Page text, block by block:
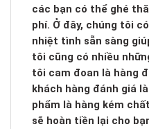
các bạn có thể ghé
phí. Ở đây, chúng tôi
nhiệt tình sẵn sàng
tôi cũng có nhiều
tôi cam đoan là hàng
khách hàng đánh giá
phẩm là hàng kém
sẽ hoàn tiền lại cho